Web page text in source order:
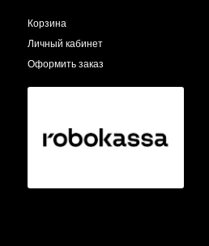
Корзина
Личный кабинет
Оформить заказ